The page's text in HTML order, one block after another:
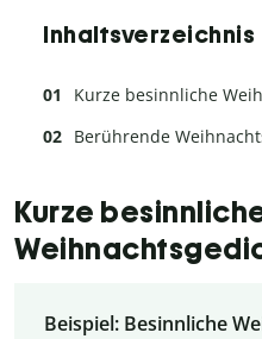
Inhaltsverzeichnis
Kurze besinnliche
Berührende
Kurze
Beispiel: Besinnliche